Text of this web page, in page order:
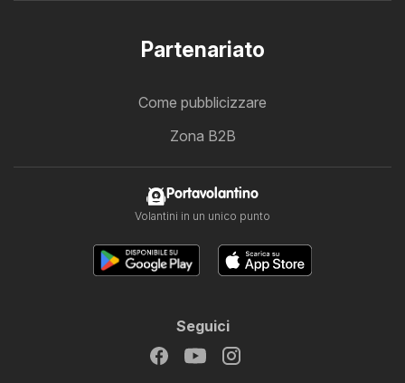
Partenariato
Come pubblicizzare
Zona B2B
Portavolantino
Volantini in un unico punto
Seguici